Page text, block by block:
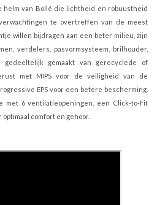
van Bollé die lichtheid en robuustheid
te overtreffen van de meest
willen bijdragen aan een beter milieu, zijn
verdelers, pasvormsysteem, brilhouder,
gedeeltelijk gemaakt van gerecyclede of
met MIPS voor de veiligheid van de
EPS voor een betere bescherming.
met 6 ventilatieopeningen, een Click-to-Fit
comfort en gehoor.